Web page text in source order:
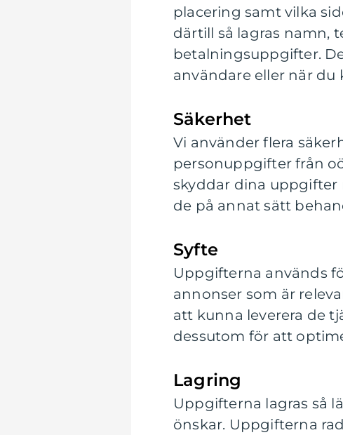
placering samt vilka
därtill så lagras namn,
betalningsuppgifter.
användare eller när du
Säkerhet
Vi använder flera
personuppgifter från
skyddar dina uppgifter
de på annat sätt
Syfte
Uppgifterna används
annonser som är
att kunna leverera de
dessutom för att
Lagring
Uppgifterna lagras så
önskar. Uppgifterna